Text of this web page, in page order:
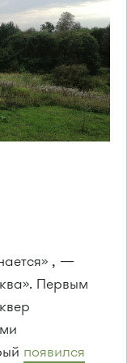
, —
Первым
появился